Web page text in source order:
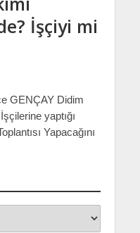
İşçiyi mi
GENÇAY Didim
yaptığı
Yapacağını